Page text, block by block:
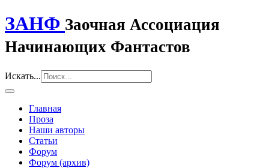
ЗАНФ Заочная Ассоциация
Начинающих Фантастов
Искать...
Главная
Проза
Наши авторы
Статьи
Форум
Форум (архив)